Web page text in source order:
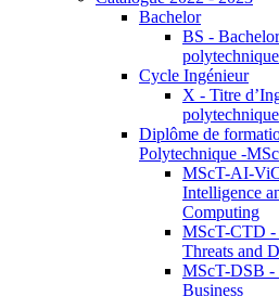
Bachelor
BS -
polytechnique
Cycle Ingénieur
X - Titre
polytechnique
Diplôme de
Polytechnique -
MScT-AI-
Intelligence
Computing
MScT-CTD -
Threats and
MScT-DSB -
Business